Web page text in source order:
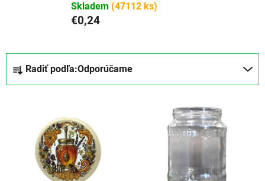
Skladem (47112 ks)
€0,24
Radiť podľa:Odporúčame